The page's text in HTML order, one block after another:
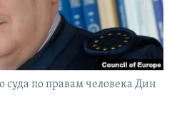
суда по правам человека Дин